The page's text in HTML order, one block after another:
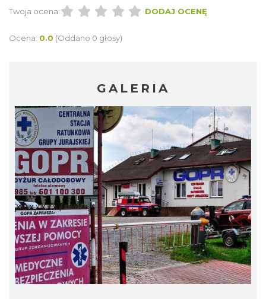
Twoja ocena: DODAJ OCENĘ
Ocena: 0.0 (Oddano 0 głosy)
GALERIA